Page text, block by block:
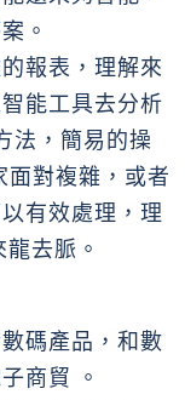
。
報表，理解來
能工具去分析
法，簡易的操
對複雜，或者
有效處理，理
去脈。
碼產品，和數
商貿 。